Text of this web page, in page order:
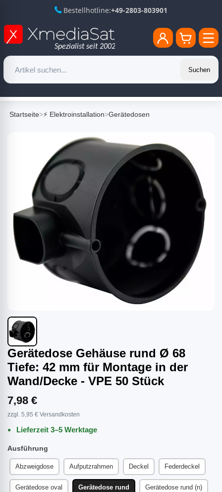
Bestellhotline:+49-2803-803901
Suchen
Startseite>⚡ Elektroinstallation>Gerätedosen
Gerätedose Gehäuse rund Ø 68
Tiefe: 42 mm für Montage in der
Wand/Decke - VPE 50 Stück
7,98 €
zzgl. 5,95 € Versandkosten
Lieferzeit 3–5 Werktage
Ausführung
Abzweigdose Aufputzrahmen Deckel Federdeckel
Gerätedose oval Gerätedose rund Gerätedose rund (n)